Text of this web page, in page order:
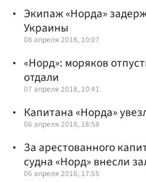
Экипаж «Норда»
Украины
08 апреля 2018, 10:07
«Норд»: моряков
отдали
07 апреля 2018, 10:41
Капитана «Норда»
06 апреля 2018, 18:58
За арестованного
судна «Норд» внесли
06 апреля 2018, 17:55